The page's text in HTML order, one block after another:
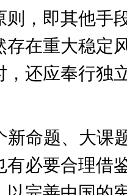
则，即其他手
存在重大稳定
，还应奉行独
新命题、大课
有必要合理借